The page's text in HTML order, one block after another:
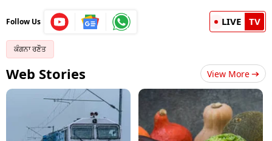
Follow Us LIVE TV
ਕੰਗਨਾ ਰਣੌਤ
Web Stories View More